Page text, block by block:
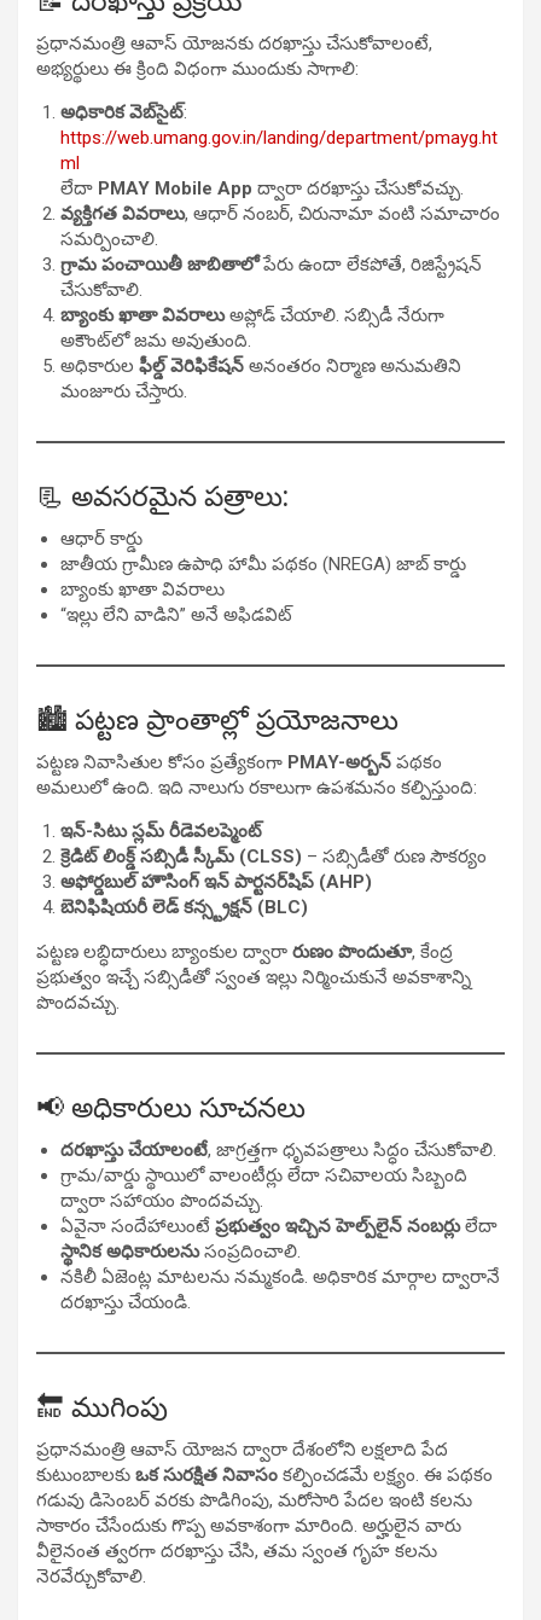
ప్రధానమంత్రి ఆవాస్ యోజనకు దరఖాస్తు చేసుకోవాలంటే,
అభ్యర్థులు ఈ క్రింది విధంగా ముందుకు సాగాలి:
అధికారిక వెబ్‌సైట్:
https://web.umang.gov.in/landing/department/pmayg.ht
ml
లేదా PMAY Mobile App ద్వారా దరఖాస్తు చేసుకోవచ్చు.
వ్యక్తిగత వివరాలు, ఆధార్ నంబర్, చిరునామా వంటి సమాచారం
సమర్పించాలి.
గ్రామ పంచాయితీ జాబితాలోపేరు ఉందా లేకపోతే, రిజిస్ట్రేషన్
చేసుకోవాలి.
బ్యాంకు ఖాతా వివరాలుఅప్లోడ్ చేయాలి. సబ్సిడీ నేరుగా
అకౌంట్‌లో జమ అవుతుంది.
అధికారుల ఫీల్డ్ వెరిఫికేషన్ అనంతరం నిర్మాణ అనుమతిని
మంజూరు చేస్తారు.
📃 అవసరమైన పత్రాలు:
ఆధార్ కార్డు
జాతీయ గ్రామీణ ఉపాధి హామీ పథకం (NREGA) జాబ్ కార్డు
బ్యాంకు ఖాతా వివరాలు
“ఇల్లు లేని వాడిని” అనే అఫిడవిట్
🏙️ పట్టణ ప్రాంతాల్లో ప్రయోజనాలు
పట్టణ నివాసితుల కోసం ప్రత్యేకంగా PMAY-అర్బన్ పథకం
అమలులో ఉంది. ఇది నాలుగు రకాలుగా ఉపశమనం కల్పిస్తుంది:
ఇన్-సిటు స్లమ్ రీడెవలప్మెంట్
క్రెడిట్ లింక్డ్ సబ్సిడీ స్కీమ్ (CLSS) – సబ్సిడీతో రుణ సౌకర్యం
అఫోర్డబుల్ హౌసింగ్ ఇన్ పార్టనర్‌షిప్ (AHP)
బెనిఫిషియరీ లెడ్ కన్స్ట్రక్షన్ (BLC)
పట్టణ లబ్ధిదారులు బ్యాంకుల ద్వారా రుణం పొందుతూ, కేంద్ర
ప్రభుత్వం ఇచ్చే సబ్సిడీతో స్వంత ఇల్లు నిర్మించుకునే అవకాశాన్ని
పొందవచ్చు.
📢 అధికారులు సూచనలు
దరఖాస్తు చేయాలంటే, జాగ్రత్తగా ధృవపత్రాలు సిద్ధం చేసుకోవాలి.
గ్రామ/వార్డు స్థాయిలో వాలంటీర్లు లేదా సచివాలయ సిబ్బంది
ద్వారా సహాయం పొందవచ్చు.
ఏవైనా సందేహాలుంటే ప్రభుత్వం ఇచ్చిన హెల్ప్‌లైన్ నంబర్లులేదా
స్థానిక అధికారులనుసంప్రదించాలి.
నకిలీ ఏజెంట్ల మాటలను నమ్మకండి. అధికారిక మార్గాల ద్వారానే
దరఖాస్తు చేయండి.
🔚 ముగింపు
ప్రధానమంత్రి ఆవాస్ యోజన ద్వారా దేశంలోని లక్షలాది పేద
కుటుంబాలకు ఒక సురక్షిత నివాసం కల్పించడమే లక్ష్యం. ఈ పథకం
గడువు డిసెంబర్ వరకు పొడిగింపు, మరోసారి పేదల ఇంటి కలను
సాకారం చేసేందుకు గొప్ప అవకాశంగా మారింది. అర్హులైన వారు
వీలైనంత త్వరగా దరఖాస్తు చేసి, తమ స్వంత గృహ కలను
నెరవేర్చుకోవాలి.